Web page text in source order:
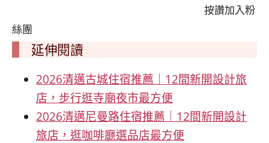
按讚加入粉
絲團
延伸閱讀
2026清邁古城住宿推薦｜12間新開設計旅
店，步行逛寺廟夜市最方便
2026清邁尼曼路住宿推薦｜12間新開設計
旅店，逛咖啡廳選品店最方便